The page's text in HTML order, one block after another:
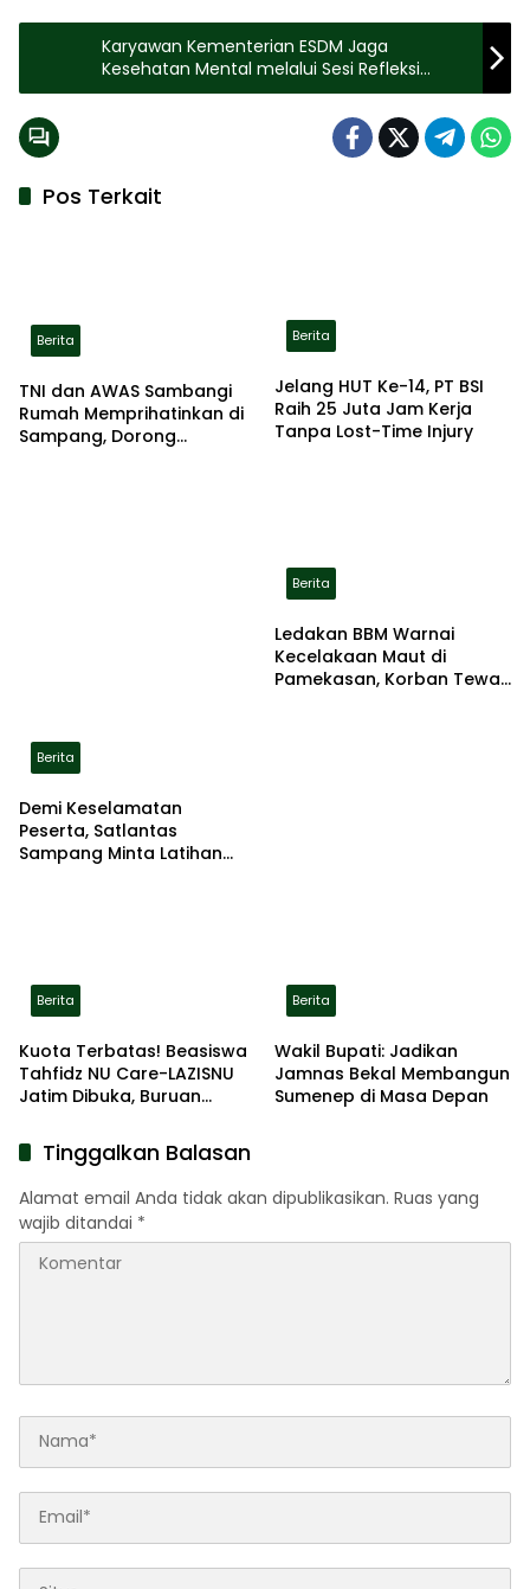
Karyawan Kementerian ESDM Jaga
Kesehatan Mental melalui Sesi Refleksi
Bersama Yayasan Cahaya Cinta Kasih
Pos Terkait
Berita
TNI dan AWAS Sambangi
Rumah Memprihatinkan di
Sampang, Dorong
Berita
Jelang HUT Ke-14, PT BSI
Raih 25 Juta Jam Kerja
Tanpa Lost-Time Injury
Berita
Demi Keselamatan
Peserta, Satlantas
Sampang Minta Latihan
Berita
Ledakan BBM Warnai
Kecelakaan Maut di
Pamekasan, Korban Tewas
Berita
Kuota Terbatas! Beasiswa
Tahfidz NU Care-LAZISNU
Jatim Dibuka, Buruan
Berita
Wakil Bupati: Jadikan
Jamnas Bekal Membangun
Sumenep di Masa Depan
Tinggalkan Balasan
Alamat email Anda tidak akan dipublikasikan. Ruas yang
wajib ditandai *